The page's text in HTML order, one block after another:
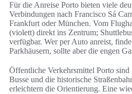
Für die Anreise Porto bieten viele
Verbindungen nach Francisco Sá
Frankfurt oder München. Vom
(violett) direkt ins Zentrum;
verfügbar. Wer per Auto anreist,
Parkhäusern, sollte aber die engen
Öffentliche Verkehrsmittel Porto sind
Busse und die historische
erleichtern die Orientierung. Eine